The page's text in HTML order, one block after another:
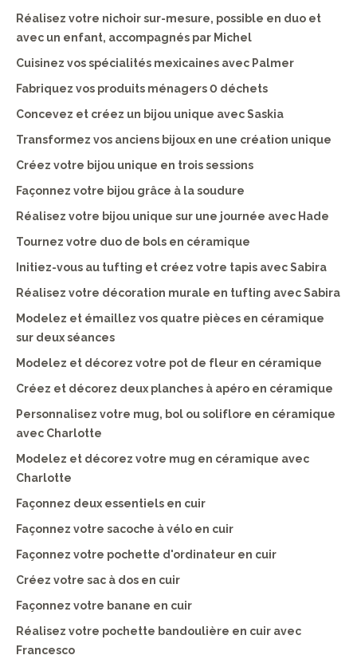
Réalisez votre nichoir sur-mesure, possible en duo et
avec un enfant, accompagnés par Michel
Cuisinez vos spécialités mexicaines avec Palmer
Fabriquez vos produits ménagers 0 déchets
Concevez et créez un bijou unique avec Saskia
Transformez vos anciens bijoux en une création unique
Créez votre bijou unique en trois sessions
Façonnez votre bijou grâce à la soudure
Réalisez votre bijou unique sur une journée avec Hade
Tournez votre duo de bols en céramique
Initiez-vous au tufting et créez votre tapis avec Sabira
Réalisez votre décoration murale en tufting avec Sabira
Modelez et émaillez vos quatre pièces en céramique
sur deux séances
Modelez et décorez votre pot de fleur en céramique
Créez et décorez deux planches à apéro en céramique
Personnalisez votre mug, bol ou soliflore en céramique
avec Charlotte
Modelez et décorez votre mug en céramique avec
Charlotte
Façonnez deux essentiels en cuir
Façonnez votre sacoche à vélo en cuir
Façonnez votre pochette d'ordinateur en cuir
Créez votre sac à dos en cuir
Façonnez votre banane en cuir
Réalisez votre pochette bandoulière en cuir avec
Francesco